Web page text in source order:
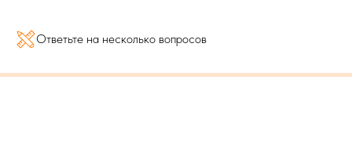
Ответьте на несколько вопросов